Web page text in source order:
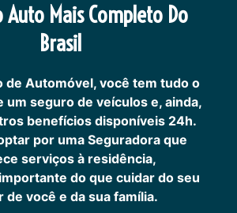
Auto Mais Completo Do
Brasil
de Automóvel, você tem tudo o
um seguro de veículos e, ainda,
benefícios disponíveis 24h.
por uma Seguradora que
serviços à residência,
do que cuidar do seu
de você e da sua família.